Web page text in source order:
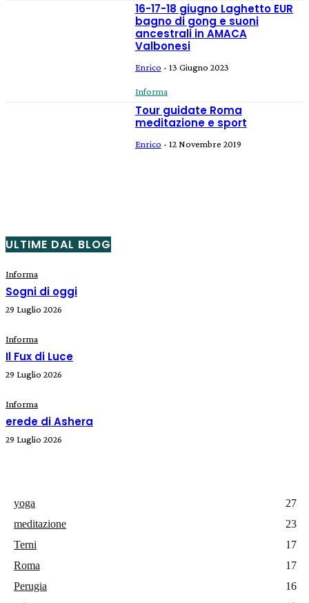
16-17-18 giugno Laghetto EUR
bagno di gong e suoni
ancestrali in AMACA
Valbonesi
Enrico - 13 Giugno 2023
Informa
Tour guidate Roma
meditazione e sport
Enrico - 12 Novembre 2019
ULTIME DAL BLOG
Informa
Sogni di oggi
29 Luglio 2026
Informa
Il Fux di Luce
29 Luglio 2026
Informa
erede di Ashera
29 Luglio 2026
yoga
27
meditazione
23
Terni
17
Roma
17
Perugia
16